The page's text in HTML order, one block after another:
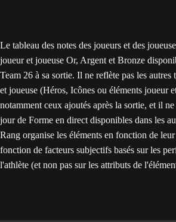
Le tableau des notes des joueurs et des
joueur et joueuse Or, Argent et Bronze
Team 26 à sa sortie. Il ne reflète pas les autres
et joueuse (Héros, Icônes ou éléments joueur
notamment ceux ajoutés après la sortie, et il
jour de Forme en direct disponibles dans les
Rang organise les éléments en fonction de
fonction de facteurs subjectifs basés sur les
l'athlète (et non pas sur les attributs de